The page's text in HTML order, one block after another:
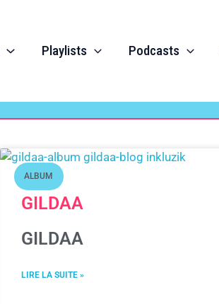
Playlists Podcasts
ALBUM
GILDAA
GILDAA
LIRE LA SUITE »